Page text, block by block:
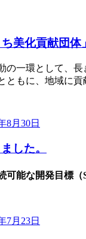
美化貢献団体
の一環として、
ともに、地域に
8月30日
した。
可能な開発目標
7月23日